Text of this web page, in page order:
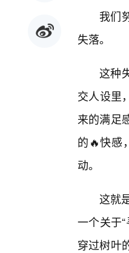
我们
失落。
这种
交人设里
来的满足
的🔥快感
动。
这就
一个关于
穿过树叶